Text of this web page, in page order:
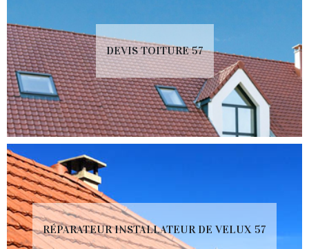
DEVIS TOITURE 57
RÉPARATEUR INSTALLATEUR DE VELUX 57